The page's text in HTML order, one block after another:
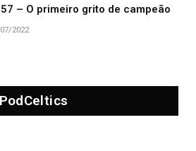
– O primeiro grito de campeão
2022